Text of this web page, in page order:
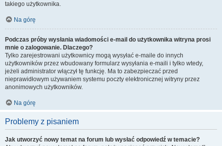
takiego użytkownika.
Na górę
Podczas próby wysłania wiadomości e-mail do użytkownika witryna prosi
mnie o zalogowanie. Dlaczego?
Tylko zarejestrowani użytkownicy mogą wysyłać e-maile do innych
użytkowników przez wbudowany formularz wysyłania e-maili i tylko wtedy,
jeżeli administrator włączył tę funkcję. Ma to zabezpieczać przed
nieprawidłowym używaniem systemu poczty elektronicznej witryny przez
anonimowych użytkowników.
Na górę
Problemy z pisaniem
Jak utworzyć nowy temat na forum lub wysłać odpowiedź w temacie?